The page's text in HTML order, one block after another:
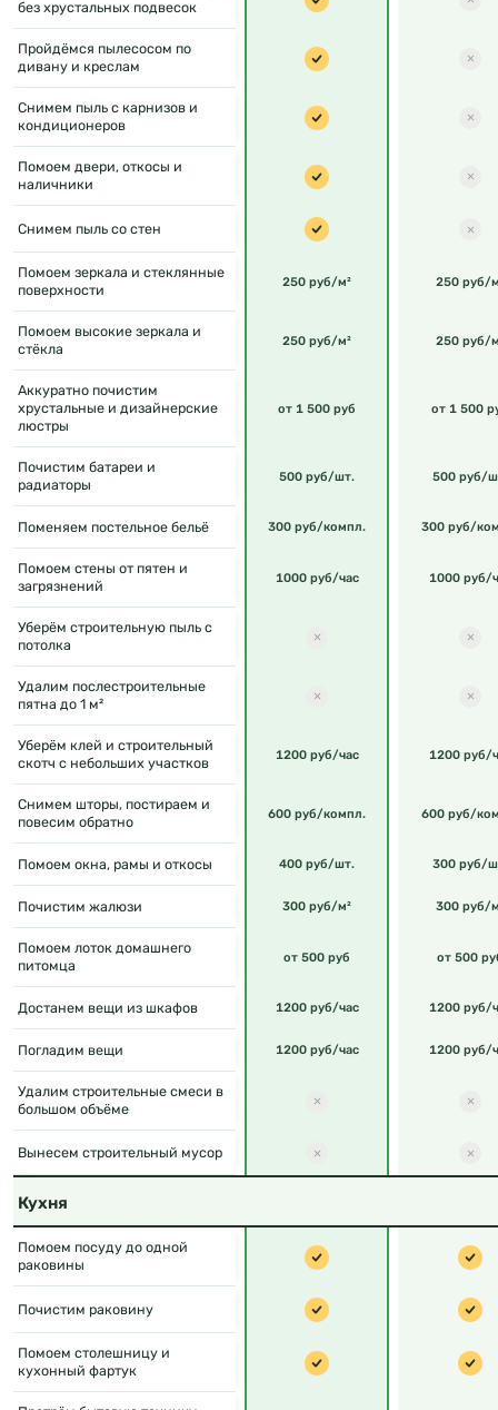
без хрустальных подвесок
Пройдёмся пылесосом по
дивану и креслам
Снимем пыль с карнизов и
кондиционеров
Помоем двери, откосы и
наличники
Снимем пыль со стен
Помоем зеркала и стеклянные
поверхности
250 руб/м² 250 руб/
Помоем высокие зеркала и
стёкла
250 руб/м² 250 руб/
Аккуратно почистим
хрустальные и дизайнерские
люстры
от 1 500 руб от 1 500
Почистим батареи и
радиаторы
500 руб/шт. 500 руб/
Поменяем постельное бельё 300 руб/компл. 300 руб/
Помоем стены от пятен и
загрязнений
1000 руб/час 1000 руб/
Уберём строительную пыль с
потолка
Удалим послестроительные
пятна до 1 м²
Уберём клей и строительный
скотч с небольших участков
1200 руб/час 1200 руб/
Снимем шторы, постираем и
повесим обратно
600 руб/компл. 600 руб/
Помоем окна, рамы и откосы 400 руб/шт. 300 руб/
Почистим жалюзи 300 руб/м² 300 руб/
Помоем лоток домашнего
питомца
от 500 руб от 500
Достанем вещи из шкафов 1200 руб/час 1200 руб/
Погладим вещи 1200 руб/час 1200 руб/
Удалим строительные смеси в
большом объёме
Вынесем строительный мусор
Кухня
Помоем посуду до одной
раковины
Почистим раковину
Помоем столешницу и
кухонный фартук